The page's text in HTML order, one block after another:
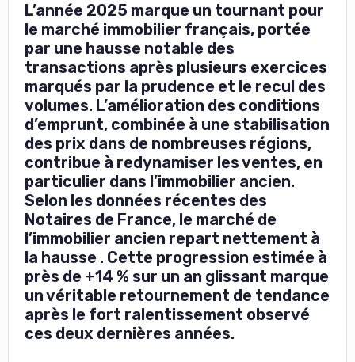
L’année 2025 marque un tournant pour
le marché immobilier français, portée
par une hausse notable des
transactions après plusieurs exercices
marqués par la prudence et le recul des
volumes. L’amélioration des conditions
d’emprunt, combinée à une stabilisation
des prix dans de nombreuses régions,
contribue à redynamiser les ventes, en
particulier dans l’immobilier ancien.
Selon les données récentes des
Notaires de France, le marché de
l’immobilier ancien repart nettement à
la hausse . Cette progression estimée à
près de +14 % sur un an glissant marque
un véritable retournement de tendance
après le fort ralentissement observé
ces deux dernières années.